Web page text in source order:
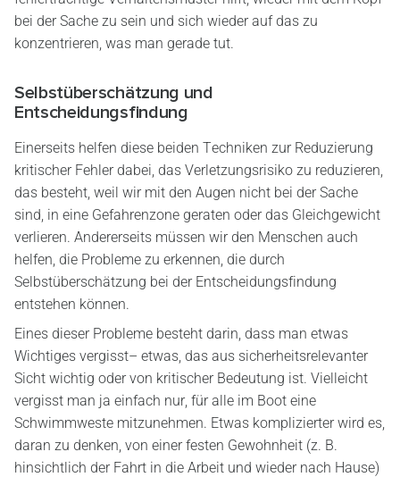
bei der Sache zu sein und sich wieder auf das zu
konzentrieren, was man gerade tut.
Selbstüberschätzung und
Entscheidungsfindung
Einerseits helfen diese beiden Techniken zur Reduzierung
kritischer Fehler dabei, das Verletzungsrisiko zu reduzieren,
das besteht, weil wir mit den Augen nicht bei der Sache
sind, in eine Gefahrenzone geraten oder das Gleichgewicht
verlieren. Andererseits müssen wir den Menschen auch
helfen, die Probleme zu erkennen, die durch
Selbstüberschätzung bei der Entscheidungsfindung
entstehen können.
Eines dieser Probleme besteht darin, dass man etwas
Wichtiges vergisst– etwas, das aus sicherheitsrelevanter
Sicht wichtig oder von kritischer Bedeutung ist. Vielleicht
vergisst man ja einfach nur, für alle im Boot eine
Schwimmweste mitzunehmen. Etwas komplizierter wird es,
daran zu denken, von einer festen Gewohnheit (z. B.
hinsichtlich der Fahrt in die Arbeit und wieder nach Hause)